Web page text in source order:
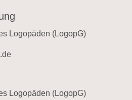
Logopäden (LogopG)
Logopäden (LogopG)